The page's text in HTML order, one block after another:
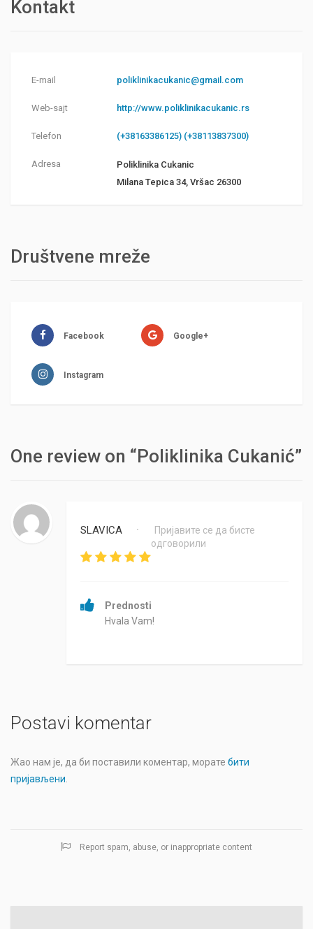
Kontakt
E-mail poliklinikacukanic@gmail.com
Web-sajt http://www.poliklinikacukanic.rs
Telefon (+38163386125) (+38113837300)
Adresa
Poliklinika Cukanic
Milana Tepica 34, Vršаc 26300
Društvene mreže
Facebook Google+
Instagram
One review on “Poliklinika Cukanić”
SLAVICA •
Пријавите се да бисте
одговорили
Prednosti
Hvala Vam!
Postavi komentar
Жао нам је, да би поставили коментар, морате бити
пријављени
Report spam, abuse, or inappropriate content